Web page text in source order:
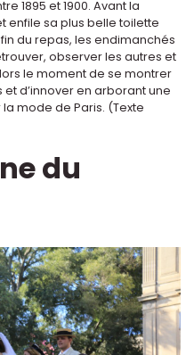
1895 et 1900. Avant la
enfile sa plus belle toilette
du repas, les endimanchés
observer les autres et
le moment de se montrer
d’innover en arborant une
mode de Paris. (Texte
du